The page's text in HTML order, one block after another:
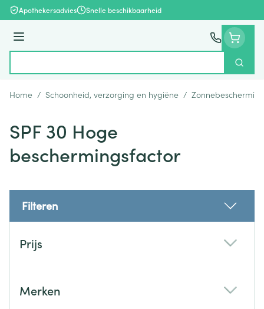
Ga naar de inhoud
Apothekersadvies Snelle beschikbaarheid
Menu
Zoek
Home / Schoonheid, verzorging en hygiëne / Zonnebescherming
SPF 30 Hoge
beschermingsfactor
Filteren
Prijs
Merken